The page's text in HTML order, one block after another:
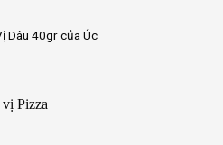
Dâu 40gr của Úc